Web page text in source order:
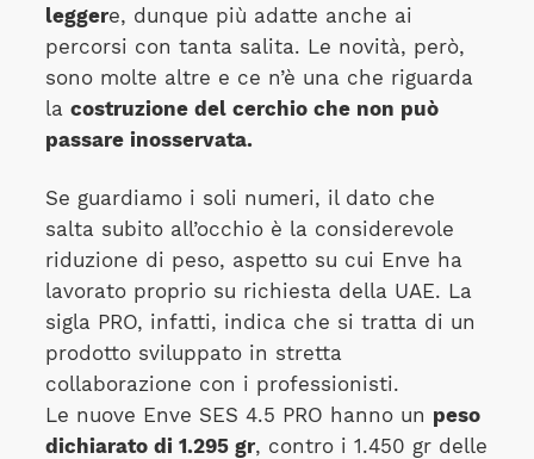
leggere, dunque più adatte anche ai
percorsi con tanta salita. Le novità, però,
sono molte altre e ce n’è una che riguarda
la costruzione del cerchio che non può
passare inosservata.
Se guardiamo i soli numeri, il dato che
salta subito all’occhio è la considerevole
riduzione di peso, aspetto su cui Enve ha
lavorato proprio su richiesta della UAE. La
sigla PRO, infatti, indica che si tratta di un
prodotto sviluppato in stretta
collaborazione con i professionisti.
Le nuove Enve SES 4.5 PRO hanno un peso
dichiarato di 1.295 gr, contro i 1.450 gr delle